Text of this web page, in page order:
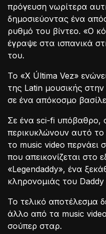
πρόγευση νωρίτερα
δημοσιεύοντας ένα
ρυθμό του βίντεο. «Ο
έγραψε στα ισπανικά
του.
Το «X Última Vez»
της Latin μουσικής
σε ένα απόκοσμο
Σε ένα sci-fi υπόβαθρο,
περικυκλώνουν αυτό
το music video περνάει
που απεικονίζεται
«Legendaddy», ένα
κληρονομιάς του Daddy
Το τελικό αποτέλεσμα
άλλο από τα music
σούπερ σταρ.